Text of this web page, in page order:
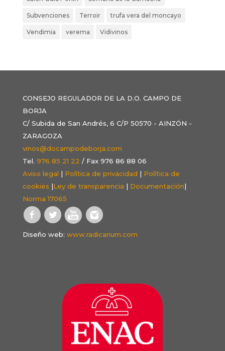
Subvenciones Terroir trufa vera del moncayo
Vendimia verema Vidivinos
CONSEJO REGULADOR DE LA D.O. CAMPO DE
BORJA
C/ Subida de San Andrés, 6 C/P 50570 - AINZÓN -
ZARAGOZA
vinos@docampodeborja.com
Tel. 976 85 21 22 / Fax 976 86 88 06
Aviso legal | Política de privacidad | Política de
cookies |Ley de transparencia | Documentación|
Norma 17065
Diseño web: www.radicarium.com